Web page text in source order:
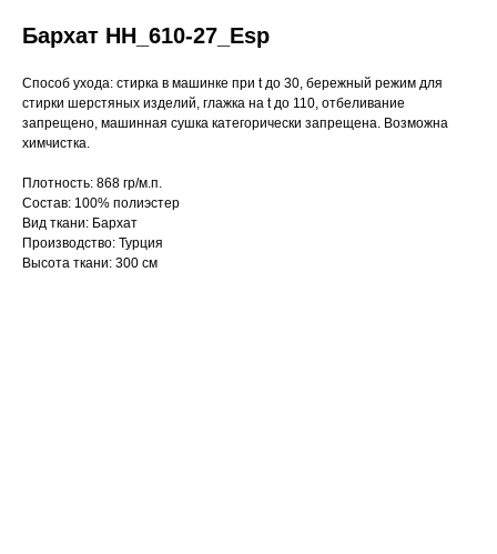
Бархат HH_610-27_Esp
Способ ухода: стирка в машинке при t до 30, бережный режим для
стирки шерстяных изделий, глажка на t до 110, отбеливание
запрещено, машинная сушка категорически запрещена. Возможна
химчистка.
Плотность: 868 гр/м.п.
Состав: 100% полиэстер
Вид ткани: Бархат
Производство: Турция
Высота ткани: 300 см